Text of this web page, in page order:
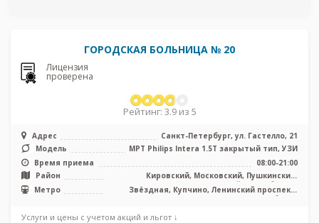
ГОРОДСКАЯ БОЛЬНИЦА № 20
Лицензия
проверена
Рейтинг: 3.9 из 5
Адрес
Санкт-Петербург, ул. Гастелло, 21
Модель
МРТ Philips Intera 1.5T закрытый тип, УЗИ
Время приема
08:00-21:00
Район
Кировский, Московский, Пушкинский,
Фрунзенский, Лен. область
Метро
Звёздная, Купчино, Ленинский проспект,
Международная, Московская, Парк Победы,
Услуги и цены с учетом акций и льгот ↓